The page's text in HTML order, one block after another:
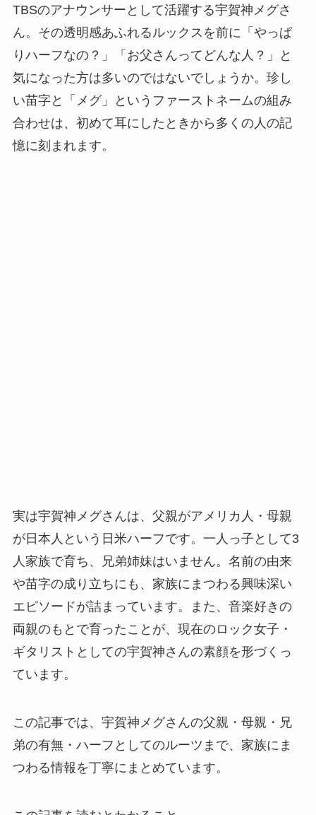
TBSのアナウンサーとして活躍する宇賀神メグさ
ん。その透明感あふれるルックスを前に「やっぱ
りハーフなの？」「お父さんってどんな人？」と
気になった方は多いのではないでしょうか。珍し
い苗字と「メグ」というファーストネームの組み
合わせは、初めて耳にしたときから多くの人の記
憶に刻まれます。
実は宇賀神メグさんは、父親がアメリカ人・母親
が日本人という日米ハーフです。一人っ子として3
人家族で育ち、兄弟姉妹はいません。名前の由来
や苗字の成り立ちにも、家族にまつわる興味深い
エピソードが詰まっています。また、音楽好きの
両親のもとで育ったことが、現在のロック女子・
ギタリストとしての宇賀神さんの素顔を形づくっ
ています。
この記事では、宇賀神メグさんの父親・母親・兄
弟の有無・ハーフとしてのルーツまで、家族にま
つわる情報を丁寧にまとめています。